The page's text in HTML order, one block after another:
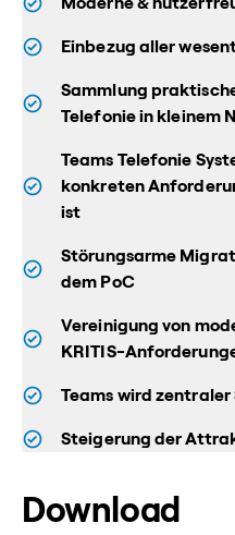
Einbezug aller
Sammlung
Telefonie in kleinem
Teams Telefonie
konkreten
ist
Störungsarme
dem PoC
Vereinigung von
KRITIS-
Teams wird
Steigerung der
Download